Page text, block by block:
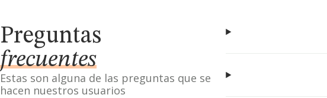
Preguntas
frecuentes
Estas son alguna de las preguntas que se
hacen nuestros usuarios